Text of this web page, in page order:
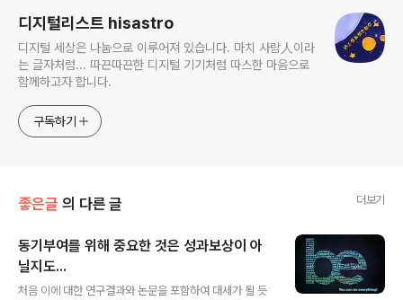
디지털리스트 hisastro
디지털 세상은 나눔으로 이루어져 있습니다. 마치 사람人이라
는 글자처럼... 따끈따끈한 디지털 기기처럼 따스한 마음으로
함께하고자 합니다.
구독하기
좋은글 의 다른 글 더보기
동기부여를 위해 중요한 것은 성과보상이 아
닐지도...
처음 이에 대한 연구결과와 논문을 포함하여 대세가 될 듯